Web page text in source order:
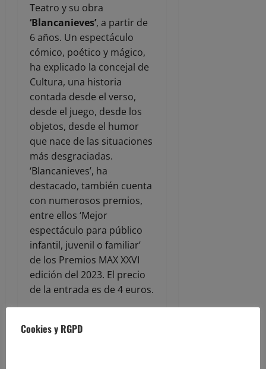
Teatro y su obra
‘Blancanieves’, a partir de
6 años. Un espectáculo
cómico, poético y mágico,
ha explicado la concejal de
Cultura, una historia
contada desde el verso,
desde el juego, desde los
objetos, desde el humor
que nace de las situaciones
más desgraciadas.
‘Blancanieves’, ha
destacado, también cuenta
con numerosos premios,
entre ellos ‘Mejor
espectáculo para público
infantil, juvenil o familiar’
de los Premios MAX XXVI
edición del 2023. El precio
de la entrada es de 4 euros.
Asimismo, Vélez ha
recordado que el sábado,
Cookies y RGPD